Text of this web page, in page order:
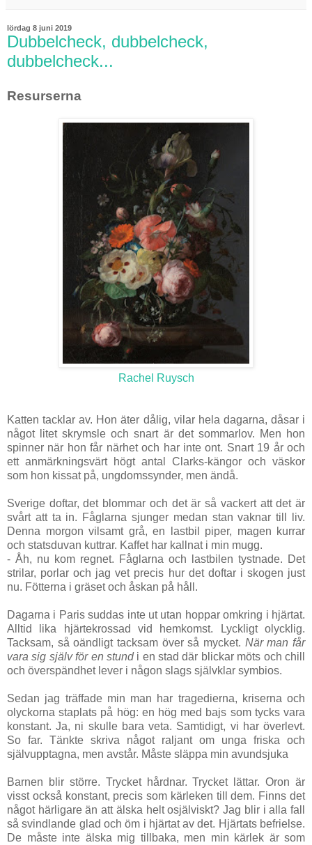
lördag 8 juni 2019
Dubbelcheck, dubbelcheck,
dubbelcheck...
Resurserna
Rachel Ruysch
Katten tacklar av. Hon äter dålig, vilar hela dagarna, dåsar i
något litet skrymsle och snart är det sommarlov. Men hon
spinner när hon får närhet och har inte ont. Snart 19 år och
ett anmärkningsvärt högt antal Clarks-kängor och väskor
som hon kissat på, ungdomssynder, men ändå.
Sverige doftar, det blommar och det är så vackert att det är
svårt att ta in. Fåglarna sjunger medan stan vaknar till liv.
Denna morgon vilsamt grå, en lastbil piper, magen kurrar
och statsduvan kuttrar. Kaffet har kallnat i min mugg.
- Åh, nu kom regnet. Fåglarna och lastbilen tystnade. Det
strilar, porlar och jag vet precis hur det doftar i skogen just
nu. Fötterna i gräset och åskan på håll.
Dagarna i Paris suddas inte ut utan hoppar omkring i hjärtat.
Alltid lika hjärtekrossad vid hemkomst. Lyckligt olycklig.
Tacksam, så oändligt tacksam över så mycket. När man får
vara sig själv för en stund i en stad där blickar möts och chill
och överspändhet lever i någon slags självklar symbios.
Sedan jag träffade min man har tragedierna, kriserna och
olyckorna staplats på hög: en hög med bajs som tycks vara
konstant. Ja, ni skulle bara veta. Samtidigt, vi har överlevt.
So far. Tänkte skriva något raljant om unga friska och
självupptagna, men avstår. Måste släppa min avundsjuka
Barnen blir större. Trycket hårdnar. Trycket lättar. Oron är
visst också konstant, precis som kärleken till dem. Finns det
något härligare än att älska helt osjälviskt? Jag blir i alla fall
så svindlande glad och öm i hjärtat av det. Hjärtats befrielse.
De måste inte älska mig tillbaka, men min kärlek är som